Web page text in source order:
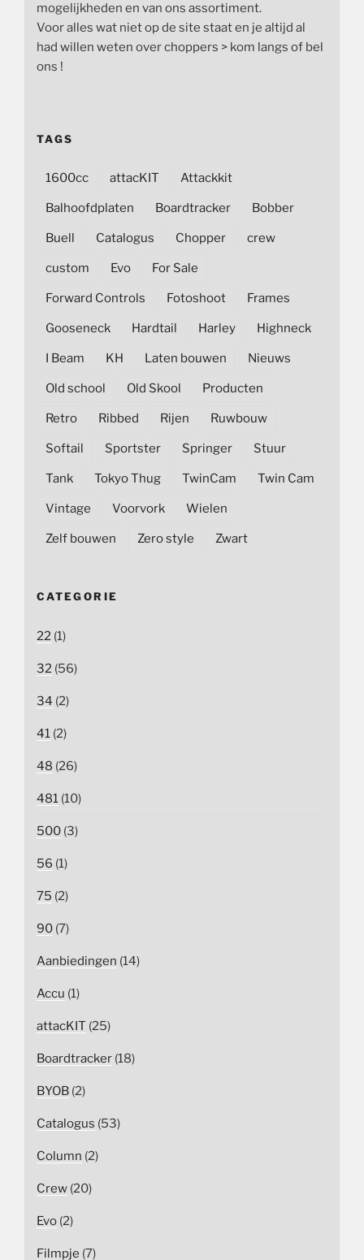
mogelijkheden en van ons assortiment.
Voor alles wat niet op de site staat en je altijd al
had willen weten over choppers > kom langs of bel
ons !
TAGS
1600cc attacKIT Attackkit
Balhoofdplaten Boardtracker Bobber
Buell Catalogus Chopper crew
custom Evo For Sale
Forward Controls Fotoshoot Frames
Gooseneck Hardtail Harley Highneck
I Beam KH Laten bouwen Nieuws
Old school Old Skool Producten
Retro Ribbed Rijen Ruwbouw
Softail Sportster Springer Stuur
Tank Tokyo Thug TwinCam Twin Cam
Vintage Voorvork Wielen
Zelf bouwen Zero style Zwart
CATEGORIE
22 (1)
32 (56)
34 (2)
41 (2)
48 (26)
481 (10)
500 (3)
56 (1)
75 (2)
90 (7)
Aanbiedingen (14)
Accu (1)
attacKIT (25)
Boardtracker (18)
BYOB (2)
Catalogus (53)
Column (2)
Crew (20)
Evo (2)
Filmpje (7)